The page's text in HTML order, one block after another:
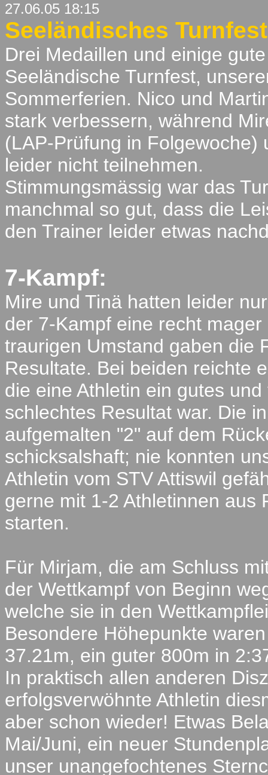
27.06.05 18:15
Seeländisches
Drei Medaillen und einige
Seeländische Turnfest,
Sommerferien. Nico und
stark verbessern, während
(LAP-Prüfung in
leider nicht teilnehmen.
Stimmungsmässig war das
manchmal so gut, dass die
den Trainer leider etwas
7-Kampf:
Mire und Tinä hatten leider
der 7-Kampf eine recht
traurigen Umstand gaben die
Resultate. Bei beiden reichte
die eine Athletin ein gutes
schlechtes Resultat war. Die
aufgemalten "2" auf dem
schicksalshaft; nie konnten
Athletin vom STV Attiswil
gerne mit 1-2 Athletinnen aus
starten.
Für Mirjam, die am Schluss
der Wettkampf von Beginn
welche sie in den
Besondere Höhepunkte
37.21m, ein guter 800m in
In praktisch allen anderen
erfolgsverwöhnte Athletin
aber schon wieder! Etwas
Mai/Juni, ein neuer
unser unangefochtenes